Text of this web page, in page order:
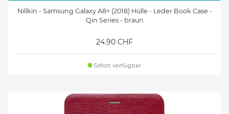
Nillkin - Samsung Galaxy A8+ (2018) Hülle - Leder Book Case -
Qin Series - braun
24.90 CHF
Sofort verfügbar